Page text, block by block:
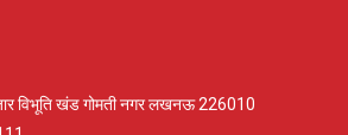
विभूति खंड गोमती नगर लखनऊ 226010